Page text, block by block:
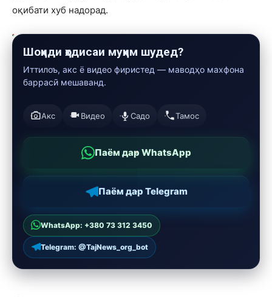
оқибати хуб надорад.
Шоҳиди ҳодисаи муҳим шудед?
Иттилоъ, акс ё видео фиристед — маводҳо махфона
баррасӣ мешаванд.
Акс Видео Садо Тамос
Паём дар WhatsApp
Паём дар Telegram
WhatsApp: +380 73 312 3450
Telegram: @TajNews_org_bot